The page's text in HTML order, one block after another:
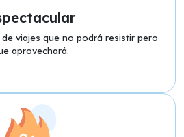
viajes que no podrá resistir pero
aprovechará.